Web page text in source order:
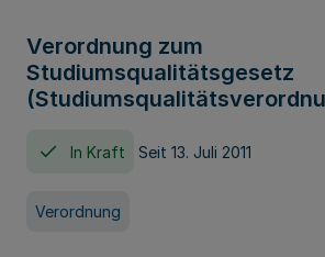
Verordnung zum
Studiumsqualitätsgesetz
In Kraft Seit 13. Juli 2011
Verordnung